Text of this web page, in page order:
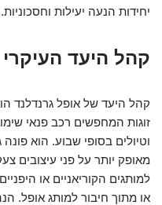
יחידות הנעה יעילות וחסכוניות.
קהל היעד העיקרי
קהל היעד של אופל גרנדלנד
זוגות המחפשים רכב פנאי
וטיולים בסופי שבוע. הוא
מאופק יותר על פני עיצובים
למותגים הקוריאניים או
או מתוך חיבור למותג אופל.